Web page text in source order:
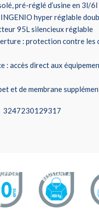
pré-réglé d’usine en 3l/6l
hyper réglable
95L silencieux réglable
: protection contre les
: accès direct aux
et de membrane
3247230129317